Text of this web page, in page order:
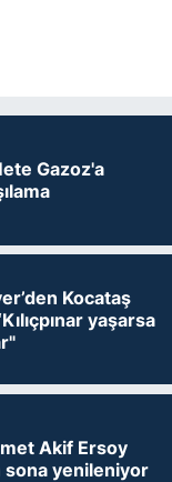
Gazoz'a
Kocataş
yaşarsa
Akif Ersoy
sona yenileniyor